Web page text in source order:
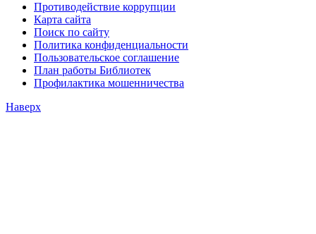
Противодействие коррупции
Карта сайта
Поиск по сайту
Политика конфиденциальности
Пользовательское соглашение
План работы Библиотек
Профилактика мошенничества
Наверх